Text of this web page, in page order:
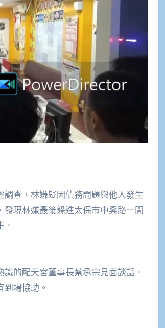
查，林嫌疑因債務問題與他人發生
現林嫌最後躲進太保市中興路一間
的配天宮董事長蔡承宗見面談話。
場協助。